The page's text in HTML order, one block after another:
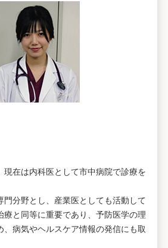
現在は内科医として市中病院で診療を
門分野とし、産業医としても活動して
療と同等に重要であり、予防医学の理
、病気やヘルスケア情報の発信にも取